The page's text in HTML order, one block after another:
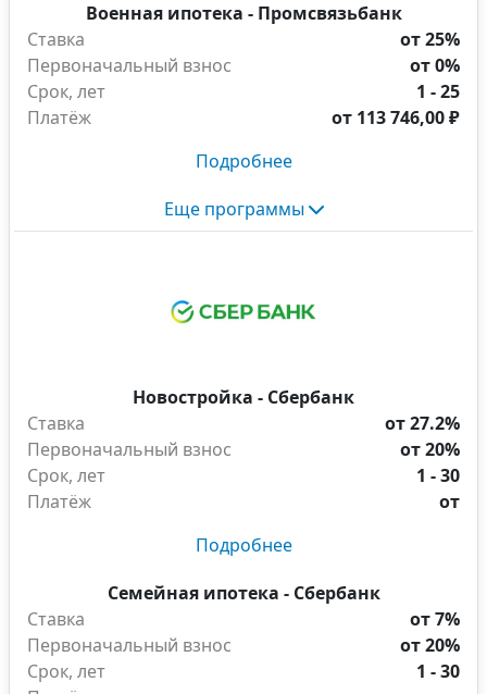
Военная ипотека - Промсвязьбанк
Ставка
от 25%
Первоначальный взнос
от 0%
Срок, лет
1 - 25
Платёж
от 113 746,00 ₽
Подробнее
Еще программы
Новостройка - Сбербанк
Ставка
от 27.2%
Первоначальный взнос
от 20%
Срок, лет
1 - 30
Платёж
от
Подробнее
Семейная ипотека - Сбербанк
Ставка
от 7%
Первоначальный взнос
от 20%
Срок, лет
1 - 30